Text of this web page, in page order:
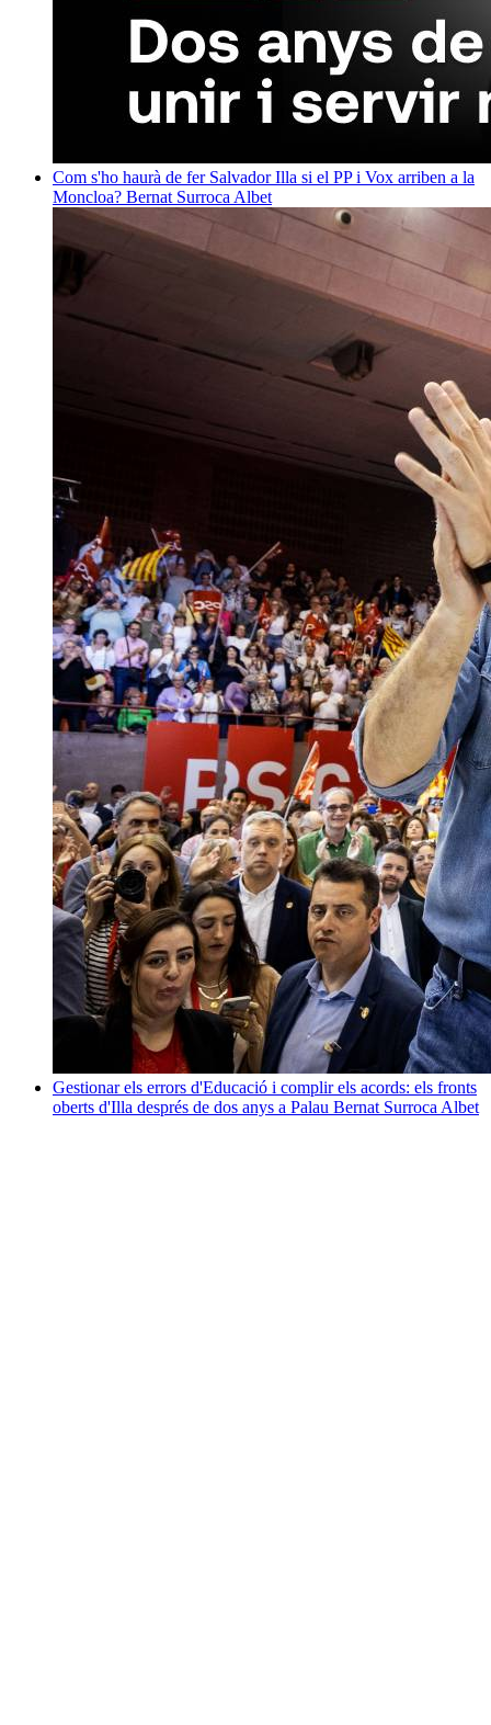
Com s'ho haurà de fer Salvador Illa si el PP i Vox arriben a la
Moncloa? Bernat Surroca Albet
Gestionar els errors d'Educació i complir els acords: els fronts
oberts d'Illa després de dos anys a Palau Bernat Surroca Albet